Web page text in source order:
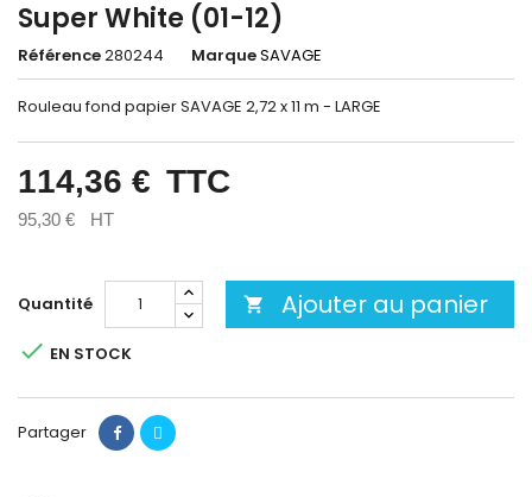
Super White (01-12)
Référence280244 MarqueSAVAGE
Rouleau fond papier SAVAGE 2,72 x 11 m - LARGE
114,36 € TTC
95,30 € HT
Quantité  Ajouter au panier
 EN STOCK
Partager